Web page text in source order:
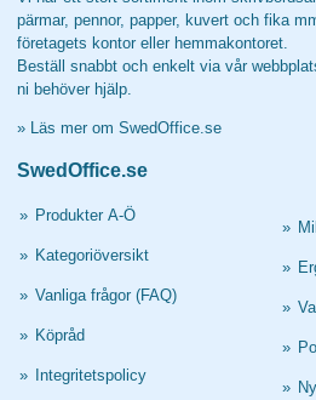
pärmar, pennor, papper, kuvert och fika
företagets kontor eller hemmakontoret.
Beställ snabbt och enkelt via vår
ni behöver hjälp.
» Läs mer om SwedOffice.se
SwedOffice.se
» Produkter A-Ö
» Kategoriöversikt
» Vanliga frågor (FAQ)
» Köpråd
» Integritetspolicy
»
»
»
»
»